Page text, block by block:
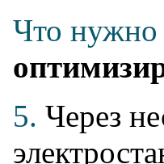
Что нужно
5. Через